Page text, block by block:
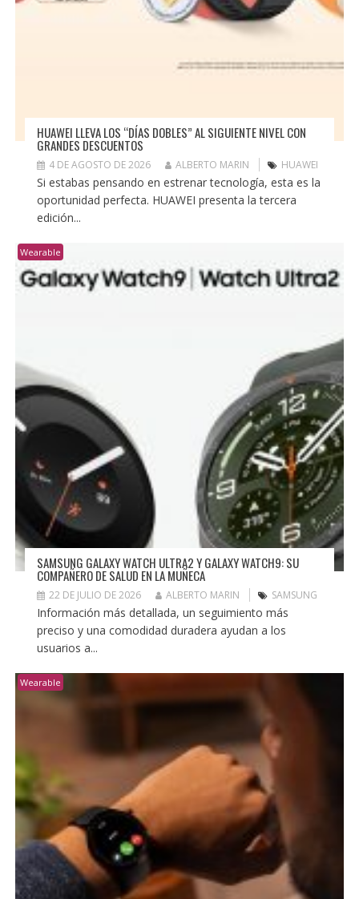
HUAWEI LLEVA LOS “DÍAS DOBLES” AL SIGUIENTE NIVEL CON
GRANDES DESCUENTOS
4 DE AGOSTO DE 2026 ALBERTO MARIN HUAWEI
Si estabas pensando en estrenar tecnología, esta es la
oportunidad perfecta. HUAWEI presenta la tercera
edición...
Wearable
SAMSUNG GALAXY WATCH ULTRA2 Y GALAXY WATCH9: SU
COMPAÑERO DE SALUD EN LA MUÑECA
22 DE JULIO DE 2026 ALBERTO MARIN SAMSUNG
Información más detallada, un seguimiento más
preciso y una comodidad duradera ayudan a los
usuarios a...
Wearable